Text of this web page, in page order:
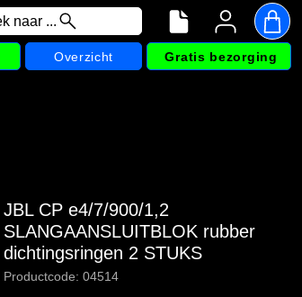
naar ...
Overzicht Gratis bezorging
JBL CP e4/7/900/1,2
SLANGAANSLUITBLOK rubber
dichtingsringen 2 STUKS
Productcode: 04514